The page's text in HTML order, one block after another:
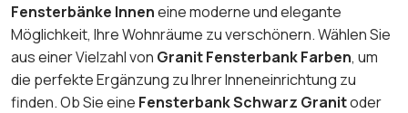
Fensterbänke Inneneine moderne und elegante
Möglichkeit, Ihre Wohnräume zu verschönern. Wählen Sie
aus einer Vielzahl von Granit Fensterbank Farben, um
die perfekte Ergänzung zu Ihrer Inneneinrichtung zu
finden. Ob Sie eine Fensterbank Schwarz Granitoder